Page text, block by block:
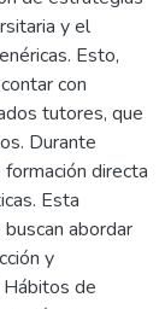
y el
Esto,
con
tutores, que
Durante
directa
Esta
abordar
y
Hábitos de